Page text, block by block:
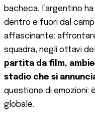
bacheca, l’argentino
dentro e fuori dal
affascinante: affrontare
squadra, negli ottavi
partita da film,
stadio che si
questione di emozioni:
globale.